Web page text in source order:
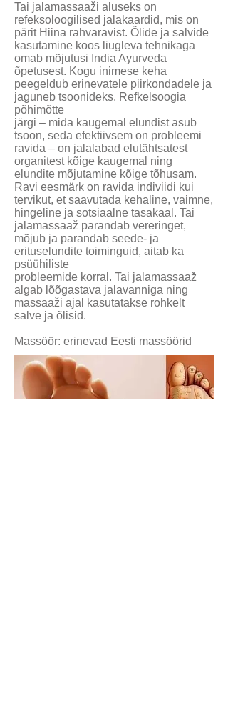
Tai jalamassaaži aluseks on
refeksoloogilised jalakaardid, mis on
pärit Hiina rahvaravist. Õlide ja salvide
kasutamine koos liugleva tehnikaga
omab mõjutusi India Ayurveda
õpetusest. Kogu inimese keha
peegeldub erinevatele piirkondadele ja
jaguneb tsoonideks. Refkelsoogia
põhimõtte
järgi – mida kaugemal elundist asub
tsoon, seda efektiivsem on probleemi
ravida – on jalalabad elutähtsatest
organitest kõige kaugemal ning
elundite mõjutamine kõige tõhusam.
Ravi eesmärk on ravida indiviidi kui
tervikut, et saavutada kehaline, vaimne,
hingeline ja sotsiaalne tasakaal. Tai
jalamassaaž parandab vereringet,
mõjub ja parandab seede- ja
erituselundite toiminguid, aitab ka
psüühiliste
probleemide korral. Tai jalamassaaž
algab lõõgastava jalavanniga ning
massaaži ajal kasutatakse rohkelt
salve ja õlisid.
Massöör: erinevad Eesti massöörid